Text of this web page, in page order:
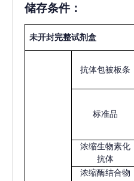
储存条件：
未开封完整试剂盒
抗体包被板条
标准品
浓缩生物素化
抗体
浓缩酶结合物